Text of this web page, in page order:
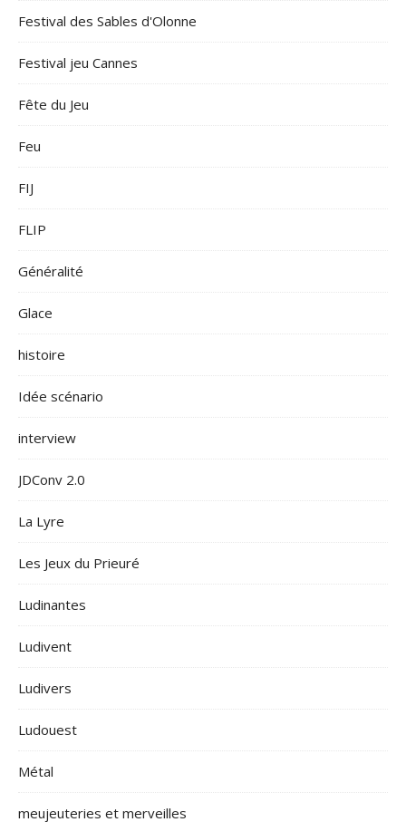
Festival des Sables d'Olonne
Festival jeu Cannes
Fête du Jeu
Feu
FIJ
FLIP
Généralité
Glace
histoire
Idée scénario
interview
JDConv 2.0
La Lyre
Les Jeux du Prieuré
Ludinantes
Ludivent
Ludivers
Ludouest
Métal
meujeuteries et merveilles